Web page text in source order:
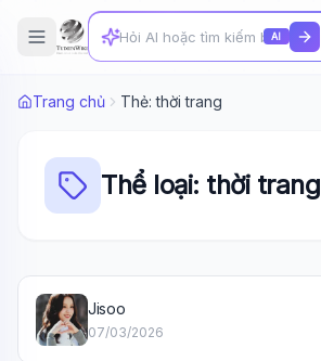
AI
Trang chủ Thẻ: thời trang
Thể loại: thời trang
Jisoo
07/03/2026
🤖Sẵn sàng hỗ trợ